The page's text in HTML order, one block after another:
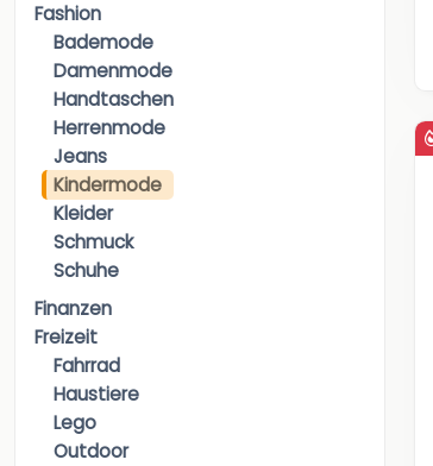
Fashion
Bademode
Damenmode
Handtaschen
Herrenmode
Jeans
Kindermode
Kleider
Schmuck
Schuhe
Finanzen
Freizeit
Fahrrad
Haustiere
Lego
Outdoor